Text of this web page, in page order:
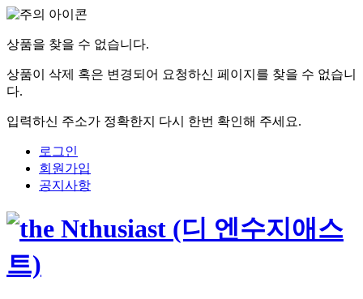
상품을 찾을 수 없습니다.
상품이 삭제 혹은 변경되어 요청하신 페이지를 찾을 수 없습니
다.
입력하신 주소가 정확한지 다시 한번 확인해 주세요.
로그인
회원가입
공지사항